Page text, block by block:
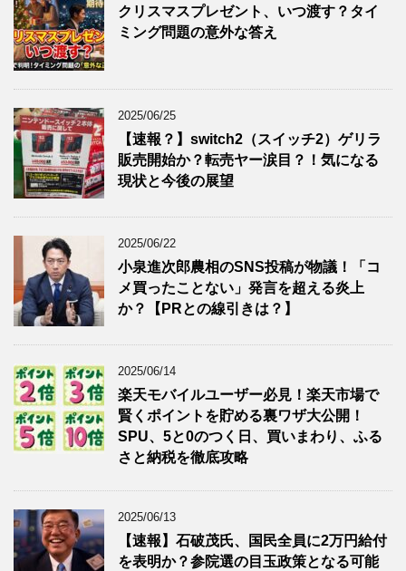
クリスマスプレゼント、いつ渡す？タイ
ミング問題の意外な答え
2025/06/25
【速報？】switch2（スイッチ2）ゲリラ
販売開始か？転売ヤー涙目？！気になる
現状と今後の展望
2025/06/22
小泉進次郎農相のSNS投稿が物議！「コ
メ買ったことない」発言を超える炎上
か？【PRとの線引きは？】
2025/06/14
楽天モバイルユーザー必見！楽天市場で
賢くポイントを貯める裏ワザ大公開！
SPU、5と0のつく日、買いまわり、ふる
さと納税を徹底攻略
2025/06/13
【速報】石破茂氏、国民全員に2万円給付
を表明か？参院選の目玉政策となる可能